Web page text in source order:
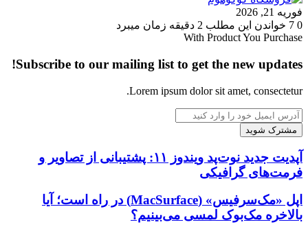
فوریه 21, 2026
0
خواندن این مطلب 2 دقیقه زمان میبرد
With Product You Purchase
Subscribe to our mailing list to get the new updates!
Lorem ipsum dolor sit amet, consectetur.
آدرس
ایمیل
خود
را
وارد
کنید
آپدیت
جدید
نوت‌پد
ویندوز
۱۱:
پشتیبانی
آپدیت جدید نوت‌پد ویندوز ۱۱: پشتیبانی از تصاویر و
فرمت‌های گرافیکی
اپل
«مک‌سرفیس»
(MacSurface)
اپل «مک‌سرفیس» (MacSurface) در راه است؛ آیا
بالاخره مک‌بوک لمسی می‌بینیم؟